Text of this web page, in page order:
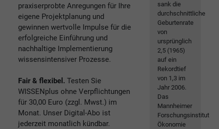
praxiserprobte Anregungen für Ihre
eigene Projektplanung und
gewinnen wertvolle Impulse für die
erfolgreiche Einführung und
nachhaltige Implementierung
wissensintensiver Prozesse.
Fair & flexibel. Testen Sie
WISSENplus ohne Verpflichtungen
für 30,00 Euro (zzgl. Mwst.) im
Monat. Unser Digital-Abo ist
jederzeit monatlich kündbar.
sank die
durchschnittliche
Geburtenrate
von
ursprünglich
2,5 (1965)
auf ein
Rekordtief
von 1,3 im
Jahr 2006.
Das
Mannheimer
Forschungsinstitut
Ökonomie